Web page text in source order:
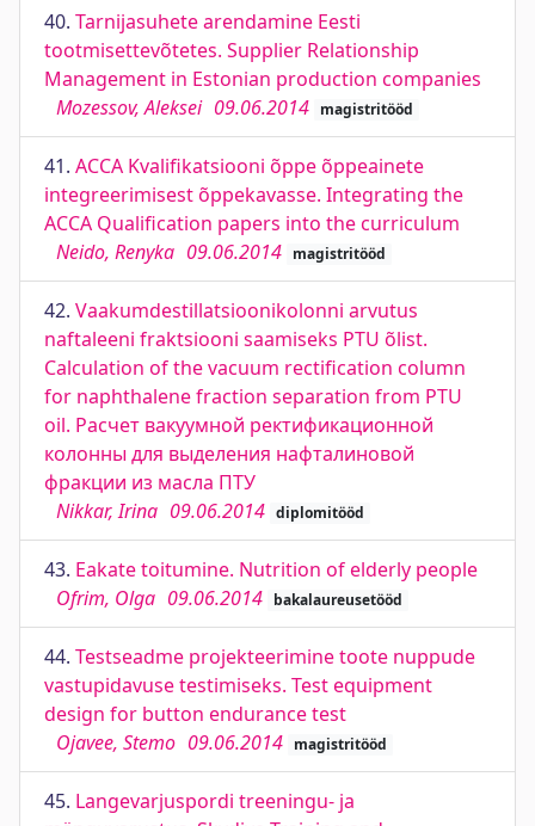
40. Tarnijasuhete arendamine Eesti
tootmisettevõtetes. Supplier Relationship
Management in Estonian production companies
Mozessov, Aleksei 09.06.2014 magistritööd
41. ACCA Kvalifikatsiooni õppe õppeainete
integreerimisest õppekavasse. Integrating the
ACCA Qualification papers into the curriculum
Neido, Renyka 09.06.2014 magistritööd
42. Vaakumdestillatsioonikolonni arvutus
naftaleeni fraktsiooni saamiseks PTU õlist.
Calculation of the vacuum rectification column
for naphthalene fraction separation from PTU
oil. Расчет вакуумной ректификационной
колонны для выделения нафталиновой
фракции из масла ПТУ
Nikkar, Irina 09.06.2014 diplomitööd
43. Eakate toitumine. Nutrition of elderly people
Ofrim, Olga 09.06.2014 bakalaureusetööd
44. Testseadme projekteerimine toote nuppude
vastupidavuse testimiseks. Test equipment
design for button endurance test
Ojavee, Stemo 09.06.2014 magistritööd
45. Langevarjuspordi treeningu- ja